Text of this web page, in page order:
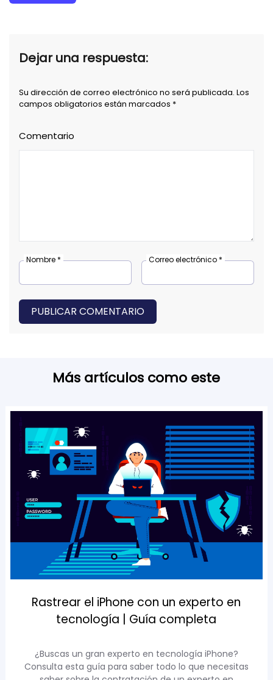
Dejar una respuesta:
Su dirección de correo electrónico no será publicada. Los
campos obligatorios están marcados *
Comentario
Nombre * Correo electrónico *
PUBLICAR COMENTARIO
Más artículos como este
Rastrear el iPhone con un experto en
tecnología | Guía completa
¿Buscas un gran experto en tecnología iPhone?
Consulta esta guía para saber todo lo que necesitas